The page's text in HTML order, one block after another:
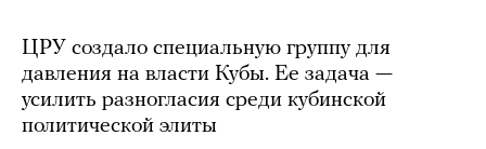
ЦРУ создало специальную группу для
давления на власти Кубы. Ее задача —
усилить разногласия среди кубинской
политической элиты